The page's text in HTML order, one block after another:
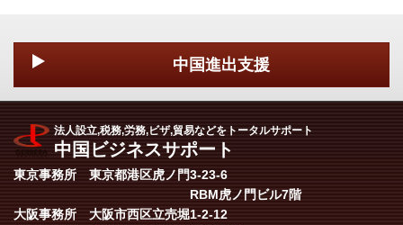
中国進出支援
法人設立,税務,労務,ビザ,貿易などをトータルサポート
中国ビジネスサポート
東京事務所 東京都港区虎ノ門3-23-6
RBM虎ノ門ビル7階
大阪事務所 大阪市西区立売堀1-2-12